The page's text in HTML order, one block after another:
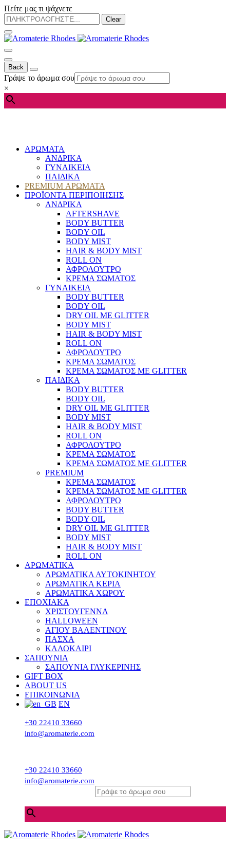
Πείτε μας τι ψάχνετε
Clear
Back
Γράψε το άρωμα σου
×
ΑΡΩΜΑΤΑ
ΑΝΔΡΙΚΑ
ΓΥΝΑΙΚΕΙΑ
ΠΑΙΔΙΚΑ
PREMIUM ΑΡΩΜΑΤΑ
ΠΡΟΪΟΝΤΑ ΠΕΡΙΠΟΙΗΣΗΣ
ΑΝΔΡΙΚΑ
AFTERSHAVE
BODY BUTTER
BODY OIL
BODY MIST
HAIR & BODY MIST
ROLL ON
ΑΦΡΟΛΟΥΤΡΟ
ΚΡΕΜΑ ΣΩΜΑΤΟΣ
ΓΥΝΑΙΚΕΙΑ
BODY BUTTER
BODY OIL
DRY OIL ΜΕ GLITTER
BODY MIST
HAIR & BODY MIST
ROLL ON
ΑΦΡΟΛΟΥΤΡΟ
ΚΡΕΜΑ ΣΩΜΑΤΟΣ
ΚΡΕΜΑ ΣΩΜΑΤΟΣ ΜΕ GLITTER
ΠΑΙΔΙΚΑ
BODY BUTTER
BODY OIL
DRY OIL ΜΕ GLITTER
BODY MIST
HAIR & BODY MIST
ROLL ON
ΑΦΡΟΛΟΥΤΡΟ
ΚΡΕΜΑ ΣΩΜΑΤΟΣ
ΚΡΕΜΑ ΣΩΜΑΤΟΣ ΜΕ GLITTER
PREMIUM
ΚΡΕΜΑ ΣΩΜΑΤΟΣ
ΚΡΕΜΑ ΣΩΜΑΤΟΣ ΜΕ GLITTER
ΑΦΡΟΛΟΥΤΡΟ
BODY BUTTER
BODY OIL
DRY OIL ΜΕ GLITTER
BODY MIST
HAIR & BODY MIST
ROLL ON
ΑΡΩΜΑΤΙΚΑ
ΑΡΩΜΑΤΙΚΑ ΑΥΤΟΚΙΝΗΤΟΥ
ΑΡΩΜΑΤΙΚΑ ΚΕΡΙΑ
ΑΡΩΜΑΤΙΚΑ ΧΩΡΟΥ
ΕΠΟΧΙΑΚΑ
ΧΡΙΣΤΟΥΓΕΝΝΑ
HALLOWEEN
ΑΓΙΟΥ ΒΑΛΕΝΤΙΝΟΥ
ΠΑΣΧΑ
ΚΑΛΟΚΑΙΡΙ
ΣΑΠΟΥΝΙΑ
ΣΑΠΟΥΝΙΑ ΓΛΥΚΕΡΙΝΗΣ
GIFT BOX
ABOUT US
ΕΠΙΚΟΙΝΩΝΙΑ
EN
+30 22410 33660
info@aromaterie.com
+30 22410 33660
info@aromaterie.com